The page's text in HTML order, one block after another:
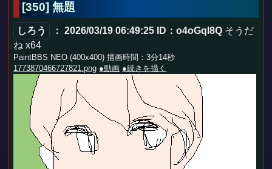
[350] 無題
しろう ： 2026/03/19 06:49:25 ID：o4oGqI8Q そうだ
ね x64
PaintBBS NEO (400x400) 描画時間：3分14秒
1773870466727821.png ●動画 ●続きを描く